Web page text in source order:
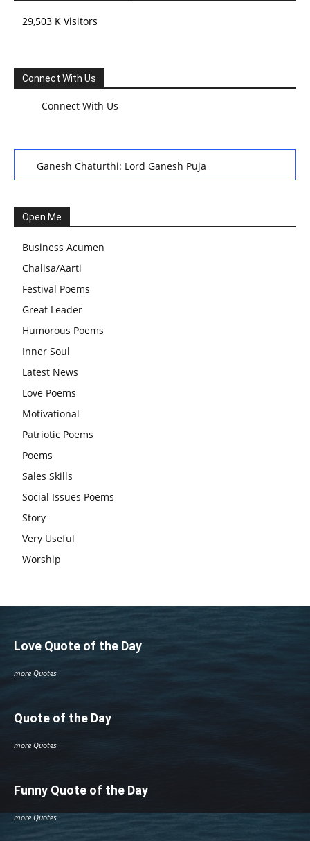
29,503 K Visitors
Connect With Us
Connect With Us
Ganesh Chaturthi: Lord Ganesh Puja
Festival: A Celebration of Tradition and Womanhood
स्वामी अवधेशानंद जी गिरि के जीवन सूत्र:किन चीजों के कारण लोग अशांत
और असंतुलित रहते हैं?
आज का जीवन मंत्र:महिलाएं पुरुषों से श्रेष्ठ होती हैं, हमेशा उनका सम्मान
करना चाहिए और उन्हें पूजनीय दृष्टि से देखना चाहिए
वट सावित्री पूजा विधि और कथा:इस व्रत में सौलह श्रृंगार से सजती हैं
महिलाएं, करती हैं देवी सावित्री और बरगद की पूजा
CBSE 12वीं परीक्षा रद्द होने का असर:बच्चों को अब फोकस कॉम्पिटिटिव
एग्जाम पर करना चाहिए, तनाव लेने की जरूरत नहीं
Open Me
Business Acumen
Chalisa/Aarti
Festival Poems
Great Leader
Humorous Poems
Inner Soul
Latest News
Love Poems
Motivational
Patriotic Poems
Poems
Sales Skills
Social Issues Poems
Story
Very Useful
Worship
Love Quote of the Day
more Quotes
Quote of the Day
more Quotes
Funny Quote of the Day
more Quotes